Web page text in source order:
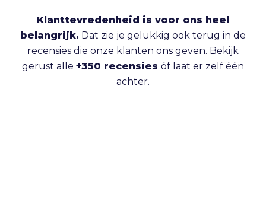
Klanttevredenheid is voor ons heel
belangrijk. Dat zie je gelukkig ook terug in de
recensies die onze klanten ons geven. Bekijk
gerust alle +350 recensies óf laat er zelf één
achter.